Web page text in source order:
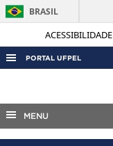
ACESSIBILIDADE
BRASIL
PORTAL UFPEL
AUDITORIA
COBALTO
MENU